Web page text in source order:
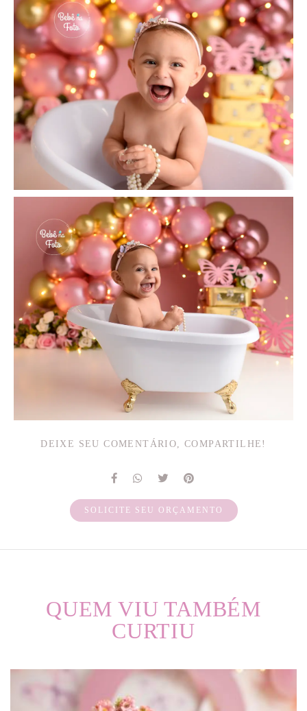
DEIXE SEU COMENTÁRIO, COMPARTILHE!
SOLICITE SEU ORÇAMENTO
QUEM VIU TAMBÉM
CURTIU